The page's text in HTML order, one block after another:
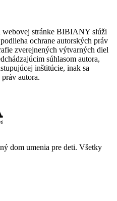
webovej stránke BIBIANY slúži
ochrane autorských práv
zverejnených výtvarných diel
súhlasom autora,
inštitúcie, inak sa
autora.
dom umenia pre deti. Všetky